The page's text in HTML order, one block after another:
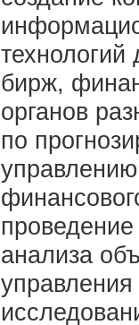
технологий
бирж,
органов
по
анализа